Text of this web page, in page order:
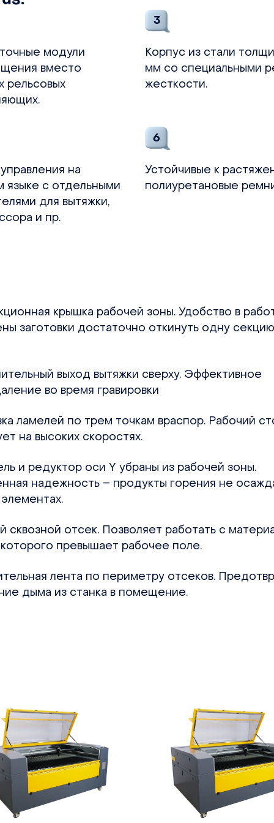
модули
вместо
рельсовых
3
Корпус из стали
мм со специальными
жесткости.
на
языке с отдельными
для вытяжки,
и пр.
6
Устойчивые к
полиуретановые
крышка рабочей зоны. Удобство в
заготовки достаточно откинуть одну
выход вытяжки сверху. Эффективное
во время гравировки
ламелей по трем точкам враспор. Рабочий
на высоких скоростях.
и редуктор оси Y убраны из рабочей зоны.
надежность – продукты горения не
сквозной отсек. Позволяет работать с
превышает рабочее поле.
лента по периметру отсеков.
дыма из станка в помещение.